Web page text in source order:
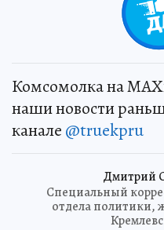
Комсомолка на
наши новости
канале @truekpru
Дмитрий
Специальный
отдела политики,